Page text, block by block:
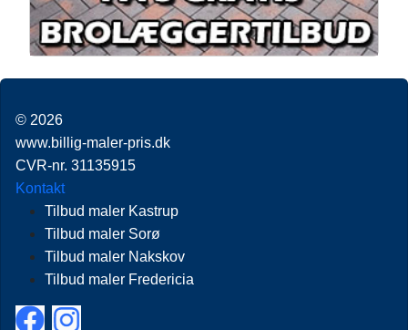
© 2026
www.billig-maler-pris.dk
CVR-nr. 31135915
Kontakt
Tilbud maler Kastrup
Tilbud maler Sorø
Tilbud maler Nakskov
Tilbud maler Fredericia